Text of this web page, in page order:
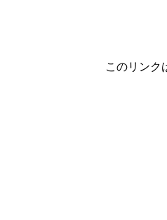
このリンク